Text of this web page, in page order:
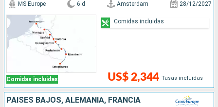
Comidas incluidas
MS Europe 6 d Amsterdam 28/12/2027
US$ 2,344 Tasas incluidas
Comidas incluidas
PAISES BAJOS, ALEMANIA, FRANCIA